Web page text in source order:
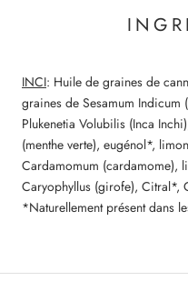
INCI: Huile de graines de
graines de Sesamum Indicum
Plukenetia Volubilis (Inca
(menthe verte), eugénol*,
Cardamomum (cardamome),
Caryophyllus (girofe), Citral*,
*Naturellement présent dans